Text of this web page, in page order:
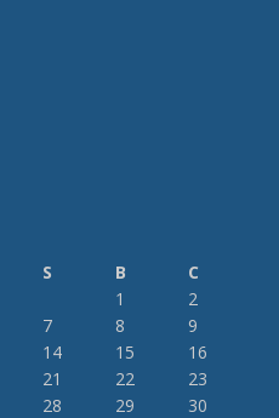
S B
C
1
2
7 8
9
14 15
16
21 22
23
28 29
30